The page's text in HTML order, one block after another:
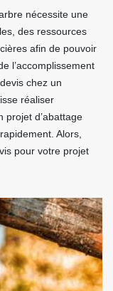
nécessite une
des ressources
afin de pouvoir
l’accomplissement
chez un
réaliser
projet d’abattage
Alors,
pour votre projet